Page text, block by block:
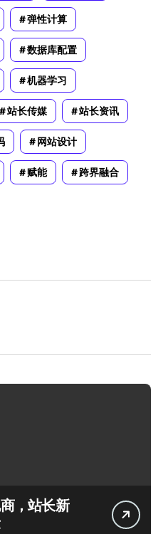
弹性计算
数据库配置
机器学习
站长传媒 站长资讯
网站设计
赋能 跨界融合
，站长新